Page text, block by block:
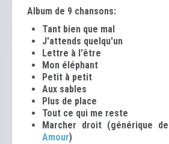
Album de 9 chansons:
Tant bien que mal
J'attends quelqu'un
Lettre à l'être
Mon éléphant
Petit à petit
Aux sables
Plus de place
Tout ce qui me reste
Marcher droit (générique de
Amour)